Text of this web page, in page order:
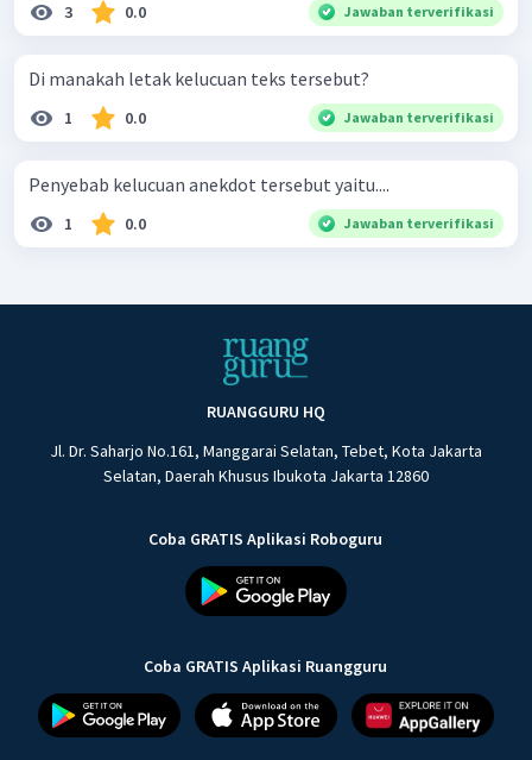
3 0.0 Jawaban terverifikasi
Di manakah letak kelucuan teks tersebut?
1 0.0 Jawaban terverifikasi
Penyebab kelucuan anekdot tersebut yaitu....
1 0.0 Jawaban terverifikasi
RUANGGURU HQ
Jl. Dr. Saharjo No.161, Manggarai Selatan, Tebet, Kota Jakarta
Selatan, Daerah Khusus Ibukota Jakarta 12860
Coba GRATIS Aplikasi Roboguru
Coba GRATIS Aplikasi Ruangguru